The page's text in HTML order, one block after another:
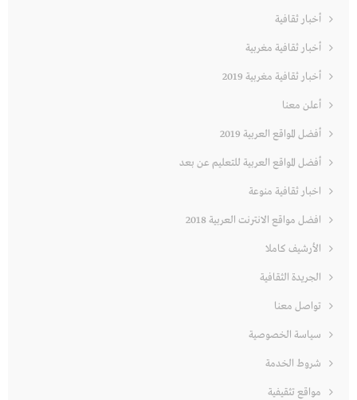
أخبار ثقافية
أخبار ثقافية مغربية
أخبار ثقافية مغربية 2019
أعلن معنا
أفضل المواقع العربية 2019
أفضل المواقع العربية للتعليم عن بعد
اخبار ثقافية منوعة
افضل مواقع الانترنت العربية 2018
الأرشيف كاملا
الجريدة الثقافية
تواصل معنا
سياسة الخصوصية
شروط الخدمة
مواقع تثقيفية